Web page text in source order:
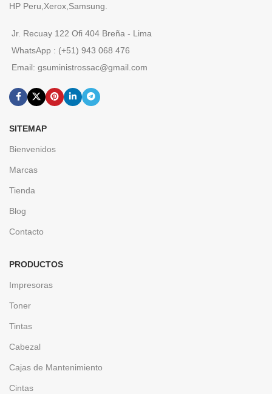
HP Peru,Xerox,Samsung.
Jr. Recuay 122 Ofi 404 Breña - Lima
WhatsApp : (+51) 943 068 476
Email: gsuministrossac@gmail.com
SITEMAP
Bienvenidos
Marcas
Tienda
Blog
Contacto
PRODUCTOS
Impresoras
Toner
Tintas
Cabezal
Cajas de Mantenimiento
Cintas